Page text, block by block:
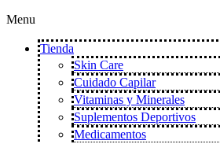
Menu
Tienda
Skin Care
Cuidado Capilar
Vitaminas y Minerales
Suplementos Deportivos
Medicamentos